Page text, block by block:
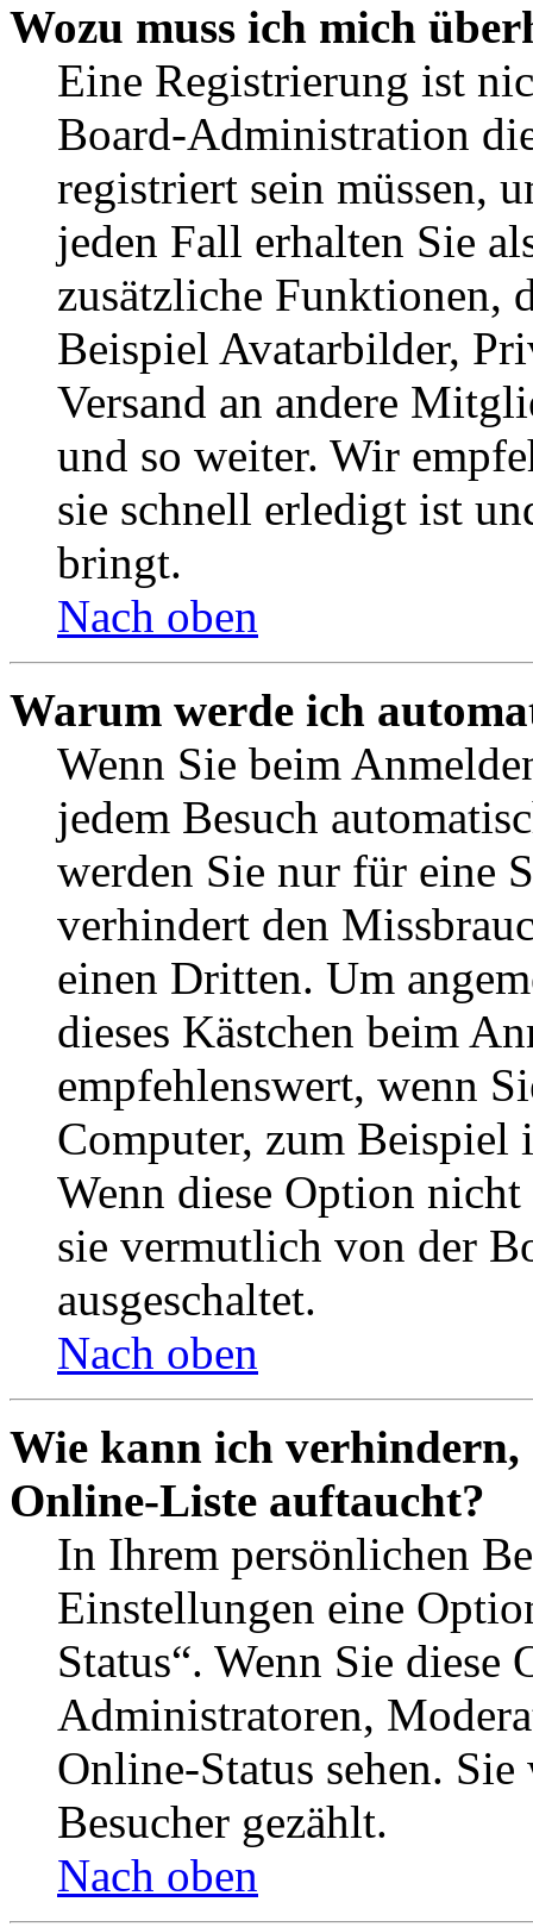
Wozu muss ich mich
Eine Registrierung ist
Board-Administration
registriert sein müssen,
jeden Fall erhalten Sie
zusätzliche Funktionen,
Beispiel Avatarbilder,
Versand an andere
und so weiter. Wir
sie schnell erledigt ist
bringt.
Nach oben
Warum werde ich
Wenn Sie beim
jedem Besuch
werden Sie nur für eine
verhindert den
einen Dritten. Um
dieses Kästchen beim
empfehlenswert, wenn
Computer, zum Beispiel
Wenn diese Option
sie vermutlich von der
ausgeschaltet.
Nach oben
Wie kann ich verhindern,
Online-Liste auftaucht?
In Ihrem persönlichen
Einstellungen eine
Status“. Wenn Sie
Administratoren,
Online-Status sehen.
Besucher gezählt.
Nach oben